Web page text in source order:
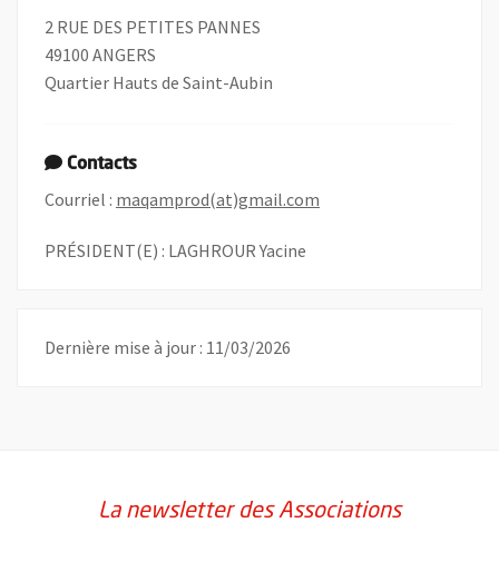
2 RUE DES PETITES PANNES
49100 ANGERS
Quartier Hauts de Saint-Aubin
Contacts
Courriel : maqamprod(at)gmail.com
PRÉSIDENT(E) : LAGHROUR Yacine
Dernière mise à jour : 11/03/2026
La newsletter des Associations